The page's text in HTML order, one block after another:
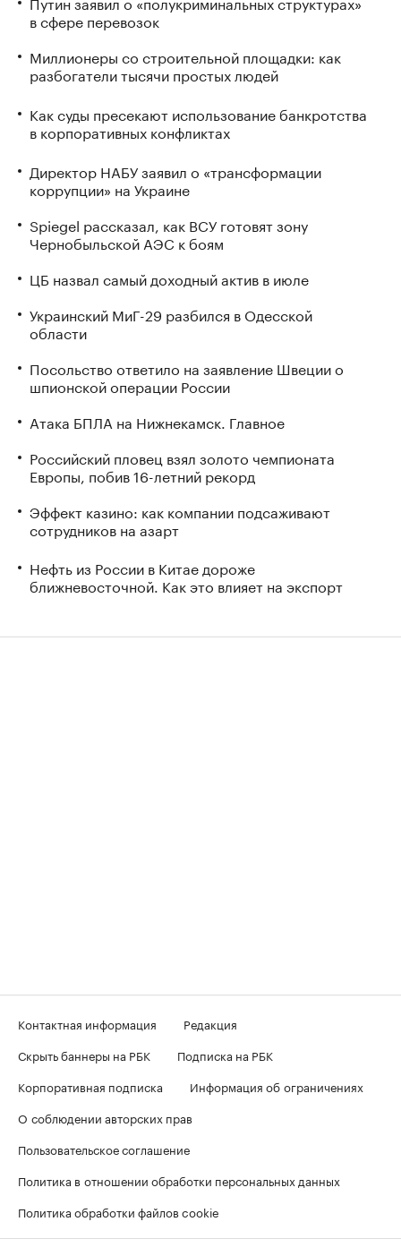
в сфере перевозок
Миллионеры со строительной площадки: как
разбогатели тысячи простых людей
Как суды пресекают использование банкротства
в корпоративных конфликтах
Директор НАБУ заявил о «трансформации
коррупции» на Украине
Spiegel рассказал, как ВСУ готовят зону
Чернобыльской АЭС к боям
ЦБ назвал самый доходный актив в июле
Украинский МиГ-29 разбился в Одесской
области
Посольство ответило на заявление Швеции о
шпионской операции России
Атака БПЛА на Нижнекамск. Главное
Российский пловец взял золото чемпионата
Европы, побив 16-летний рекорд
Эффект казино: как компании подсаживают
сотрудников на азарт
Нефть из России в Китае дороже
ближневосточной. Как это влияет на экспорт
Контактная информация
Редакция
Скрыть баннеры на РБК
Подписка на РБК
Корпоративная подписка
Информация об ограничениях
О соблюдении авторских прав
Пользовательское соглашение
Политика в отношении обработки персональных данных
Политика обработки файлов cookie